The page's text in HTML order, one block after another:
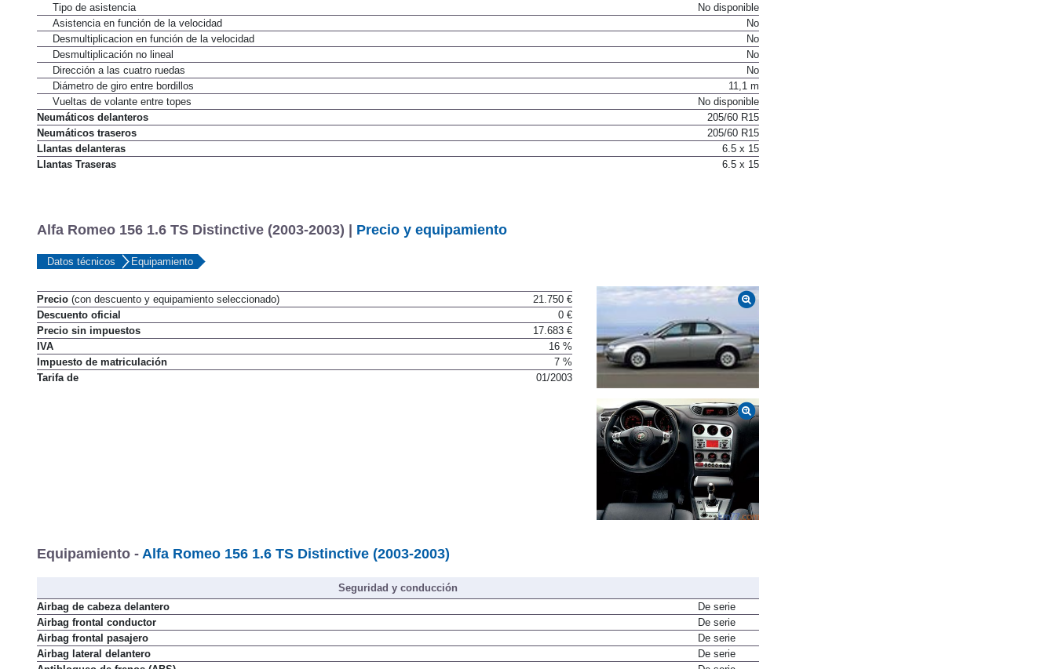
Tipo de asistencia
No disponible
Asistencia en función de la velocidad
No
Desmultiplicacion en función de la velocidad
No
Desmultiplicación no lineal
No
Dirección a las cuatro ruedas
No
Diámetro de giro entre bordillos
11,1 m
Vueltas de volante entre topes
No disponible
Neumáticos delanteros
205/60 R15
Neumáticos traseros
205/60 R15
Llantas delanteras
6.5 x 15
Llantas Traseras
6.5 x 15
Alfa Romeo 156 1.6 TS Distinctive (2003-2003) | Precio y equipamiento
Datos técnicos Equipamiento
Precio (con descuento y equipamiento seleccionado)
21.750 €
Descuento oficial
0 €
Precio sin impuestos
17.683 €
IVA
16 %
Impuesto de matriculación
7 %
Tarifa de
01/2003
Equipamiento - Alfa Romeo 156 1.6 TS Distinctive (2003-2003)
Seguridad y conducción
Airbag de cabeza delantero
De serie
Airbag frontal conductor
De serie
Airbag frontal pasajero
De serie
Airbag lateral delantero
De serie